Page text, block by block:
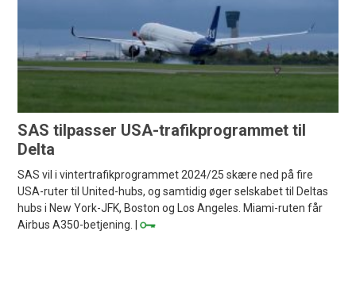
SAS tilpasser USA-trafikprogrammet til
Delta
SAS vil i vintertrafikprogrammet 2024/25 skære ned på fire
USA-ruter til United-hubs, og samtidig øger selskabet til Deltas
hubs i New York-JFK, Boston og Los Angeles. Miami-ruten får
Airbus A350-betjening. |